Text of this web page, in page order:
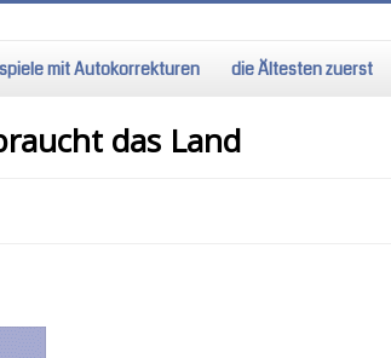
mit Autokorrekturen die Ältesten zuerst
das Land